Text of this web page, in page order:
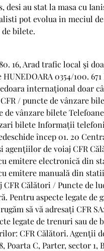
au stat la masa cu
pot evolua in meciul
bilete.
16, Arad trafic local şi
0354/100.
internaţional doar
/ puncte de vânzare
de vânzare bilete
bilete Informații
încep 01. 20
agenţiilor de voiaj CFR
emitere electronică din
emitere manuală din statii
Călători / Puncte de
Pentru aspecte legate de
să vă adresați CFR
legate de trenuri sau de
CFR Călători. Agenţii
Poarta C, Parter, sector 1,